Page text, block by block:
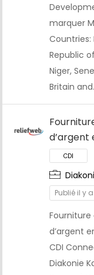
CDI
marquer
Countries:
Republic
Niger,
Britain
d’argent
Publié il y
Fourniture
d’argent
CDI
Diakonie